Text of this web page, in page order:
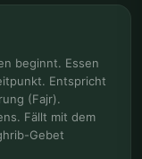
beginnt. Essen
Entspricht
(Fajr).
Fällt mit dem
Gebet